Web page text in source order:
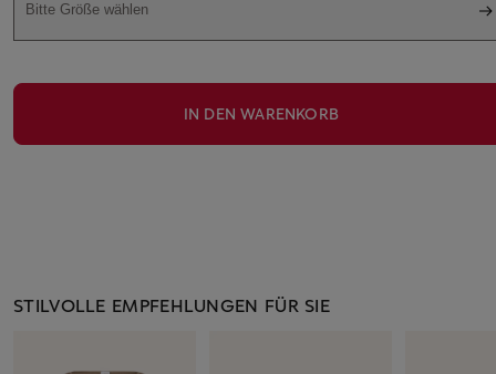
Bitte Größe wählen
IN DEN WARENKORB
STILVOLLE EMPFEHLUNGEN FÜR SIE